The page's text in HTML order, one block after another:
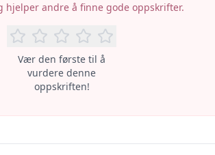
hjelper andre å finne gode oppskrifter.
Vær den første til å
vurdere denne
oppskriften!